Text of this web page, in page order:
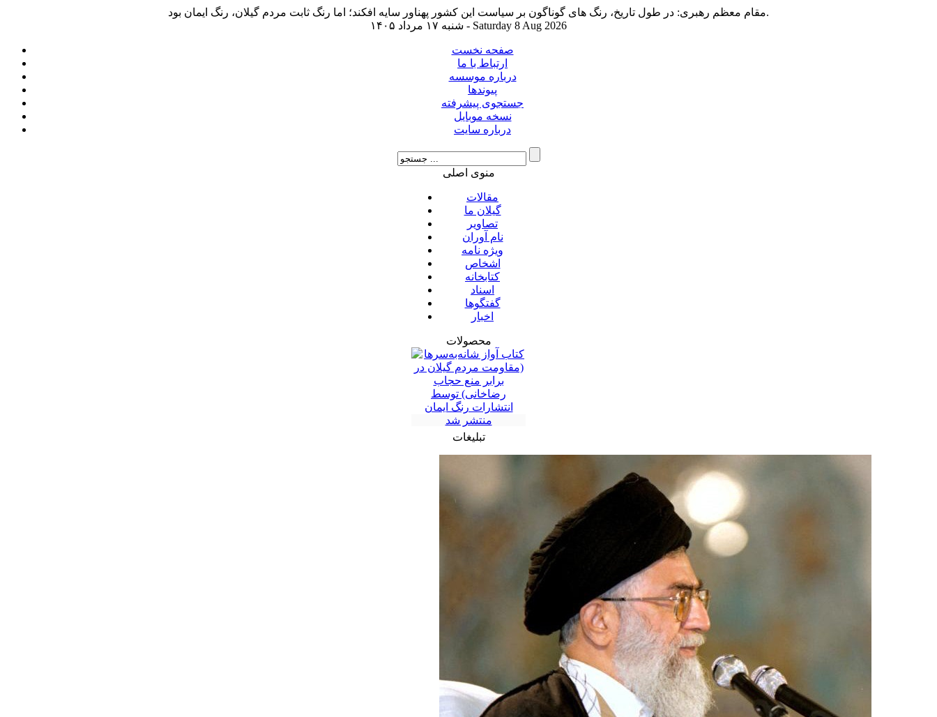
مقام معظم رهبری: در طول تاریخ، رنگ های گوناگون بر سیاست این کشور پهناور سایه افکند؛ اما رنگ ثابت مردم گیلان، رنگ ایمان بود.
شنبه ۱۷ مرداد ۱۴۰۵ - Saturday 8 Aug 2026
صفحه نخست
ارتباط با ما
درباره موسسه
پیوندها
جستجوی پیشرفته
نسخه موبایل
درباره سایت
منوی اصلی
مقالات
گیلان ما
تصاویر
نام آوران
ویژه نامه
اشخاص
کتابخانه
اسناد
گفتگوها
اخبار
محصولات
تبلیغات